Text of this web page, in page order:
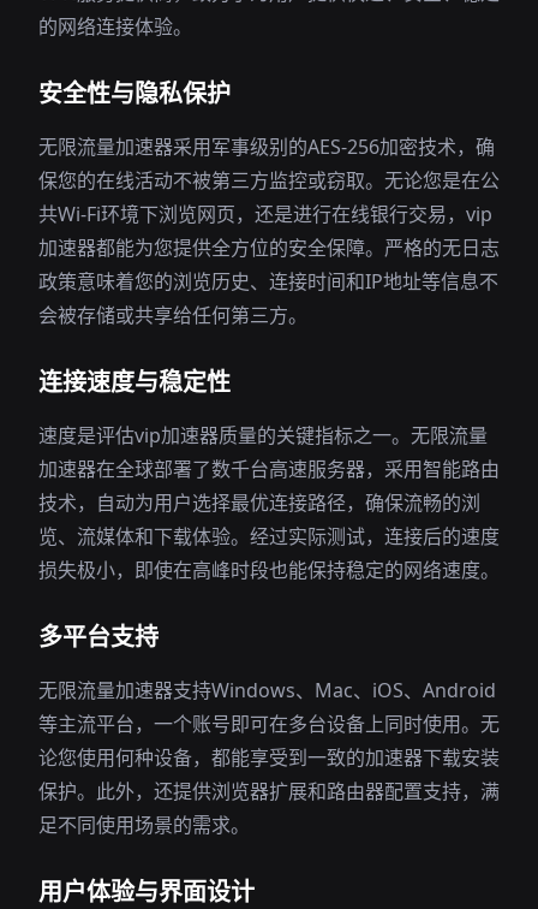
的网络连接体验。
安全性与隐私保护
无限流量加速器采用军事级别的AES-256加密技术，确
保您的在线活动不被第三方监控或窃取。无论您是在公
共Wi-Fi环境下浏览网页，还是进行在线银行交易，vip
加速器都能为您提供全方位的安全保障。严格的无日志
政策意味着您的浏览历史、连接时间和IP地址等信息不
会被存储或共享给任何第三方。
连接速度与稳定性
速度是评估vip加速器质量的关键指标之一。无限流量
加速器在全球部署了数千台高速服务器，采用智能路由
技术，自动为用户选择最优连接路径，确保流畅的浏
览、流媒体和下载体验。经过实际测试，连接后的速度
损失极小，即使在高峰时段也能保持稳定的网络速度。
多平台支持
无限流量加速器支持Windows、Mac、iOS、Android
等主流平台，一个账号即可在多台设备上同时使用。无
论您使用何种设备，都能享受到一致的加速器下载安装
保护。此外，还提供浏览器扩展和路由器配置支持，满
足不同使用场景的需求。
用户体验与界面设计